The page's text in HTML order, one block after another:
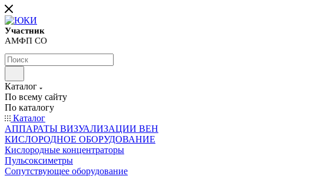
Участник
АМФП СО
Каталог
По всему сайту
По каталогу
Каталог
АППАРАТЫ ВИЗУАЛИЗАЦИИ ВЕН
КИСЛОРОДНОЕ ОБОРУДОВАНИЕ
Кислородные концентраторы
Пульсоксиметры
Сопутствующее оборудование